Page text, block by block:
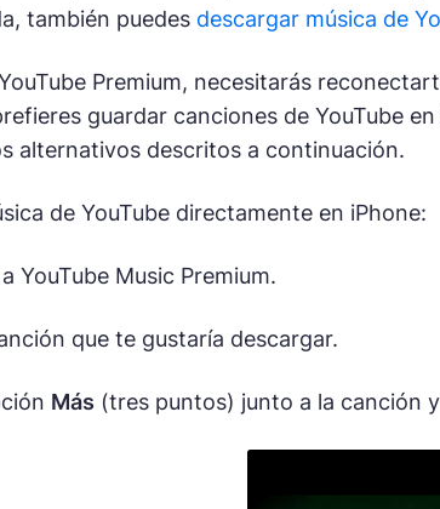
también puedes descargar música de
Premium, necesitarás
guardar canciones de YouTube
alternativos descritos a continuación.
de YouTube directamente en iPhone:
YouTube Music Premium.
que te gustaría descargar.
Más (tres puntos) junto a la canción